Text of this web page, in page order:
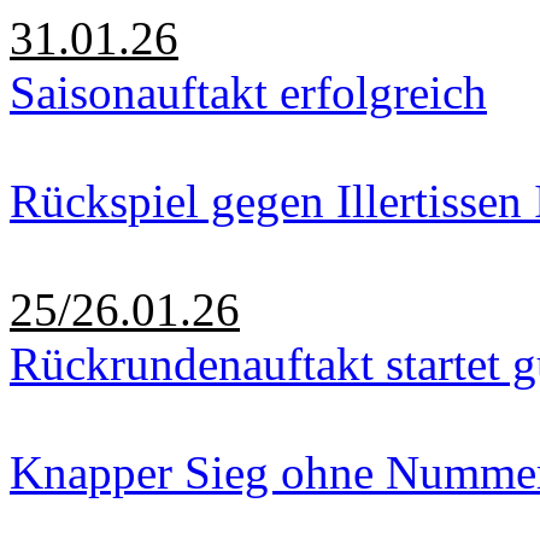
31.01.26
Saisonauftakt erfolgreich
Rückspiel gegen
25/26.01.26
Rückrundenauftakt startet
Knapper Sieg ohne